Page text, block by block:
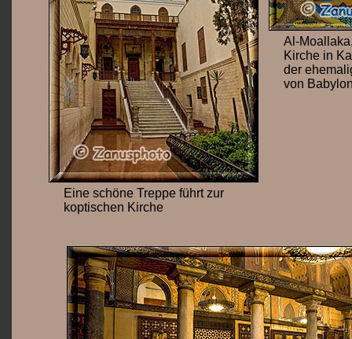
Eine schöne Treppe führt zur
koptischen Kirche
Al-
Kirche in
der
von